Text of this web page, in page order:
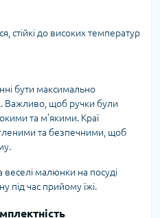
стійкі до високих температур
бути максимально
Важливо, щоб ручки були
та м’якими. Краї
та безпечними, щоб
веселі малюнки на посуді
під час прийому їжі.